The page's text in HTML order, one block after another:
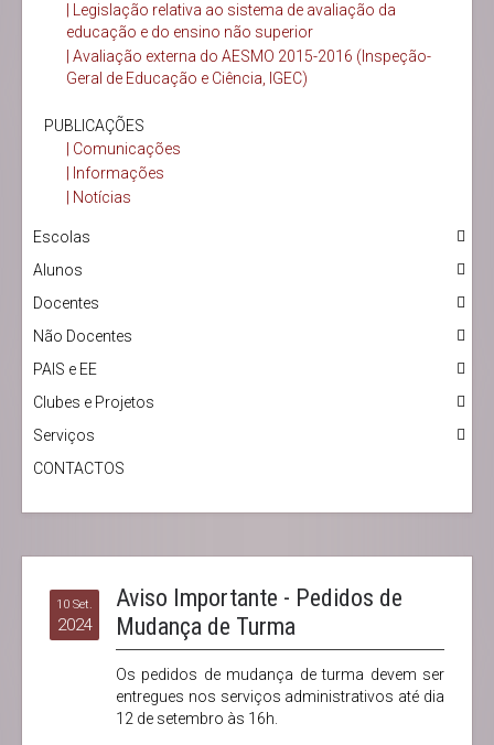
| Legislação relativa ao sistema de avaliação da
educação e do ensino não superior
| Avaliação externa do AESMO 2015-2016 (Inspeção-
Geral de Educação e Ciência, IGEC)
PUBLICAÇÕES
| Comunicações
| Informações
| Notícias
Escolas
Alunos
Docentes
Não Docentes
PAIS e EE
Clubes e Projetos
Serviços
CONTACTOS
10 Set.
2024
Aviso Importante - Pedidos de
Mudança de Turma
Os pedidos de mudança de turma devem ser
entregues nos serviços administrativos até dia
12 de setembro às 16h.